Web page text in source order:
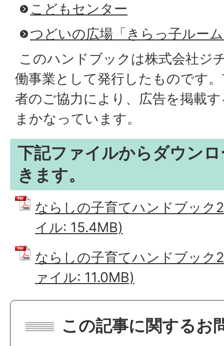
こどもセンター
つどいの広場「きらっ子ルー
このハンドブックは株式会社ジ
働事業として発行したものです
者のご協力により、広告を掲載
まかなっています。
下記ファイルからダウン
きます。
ならしの子育てハンドブック
イル: 15.4MB)
ならしの子育てハンドブック
ァイル: 11.0MB)
この記事に関するお